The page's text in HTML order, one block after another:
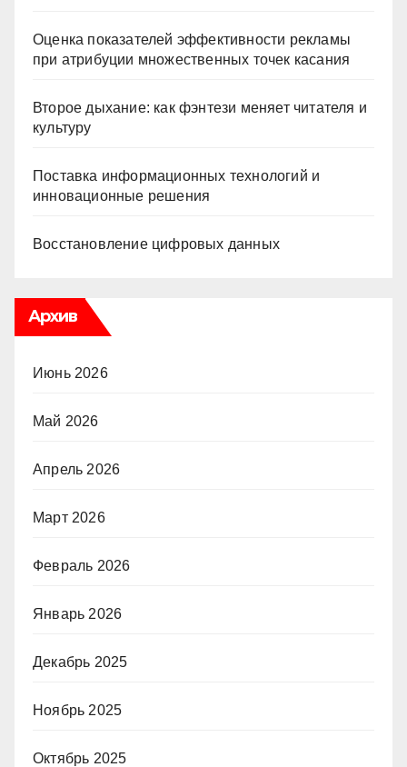
Оценка показателей эффективности рекламы
при атрибуции множественных точек касания
Второе дыхание: как фэнтези меняет читателя и
культуру
Поставка информационных технологий и
инновационные решения
Восстановление цифровых данных
Архив
Июнь 2026
Май 2026
Апрель 2026
Март 2026
Февраль 2026
Январь 2026
Декабрь 2025
Ноябрь 2025
Октябрь 2025